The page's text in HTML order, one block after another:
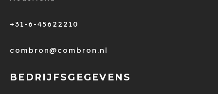
+31-6-45622210
combron@combron.nl
BEDRIJFSGEGEVENS